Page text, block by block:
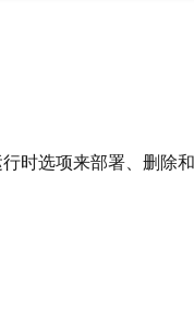
时选项来部署、删除